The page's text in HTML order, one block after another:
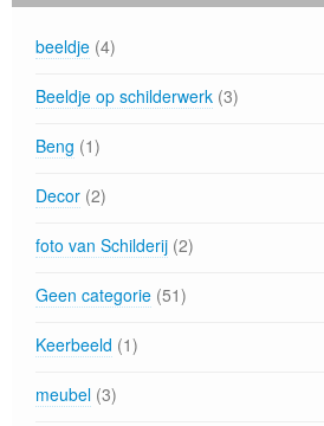
beeldje (4)
Beeldje op schilderwerk (3)
Beng (1)
Decor (2)
foto van Schilderij (2)
Geen categorie (51)
Keerbeeld (1)
meubel (3)